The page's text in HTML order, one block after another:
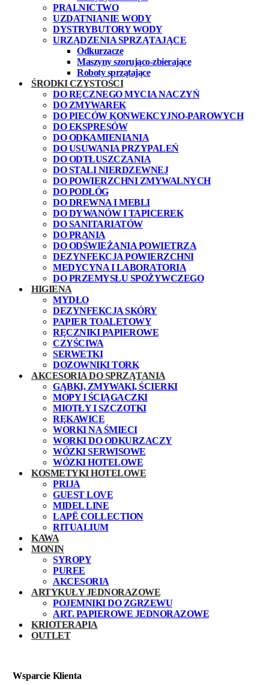
PRALNICTWO
UZDATNIANIE WODY
DYSTRYBUTORY WODY
URZĄDZENIA SPRZĄTAJĄCE
Odkurzacze
Maszyny szorująco-zbierające
Roboty sprzątające
ŚRODKI CZYSTOŚCI
DO RĘCZNEGO MYCIA NACZYŃ
DO ZMYWAREK
DO PIECÓW KONWEKCYJNO-PAROWYCH
DO EKSPRESÓW
DO ODKAMIENIANIA
DO USUWANIA PRZYPALEŃ
DO ODTŁUSZCZANIA
DO STALI NIERDZEWNEJ
DO POWIERZCHNI ZMYWALNYCH
DO PODŁÓG
DO DREWNA I MEBLI
DO DYWANÓW I TAPICEREK
DO SANITARIATÓW
DO PRANIA
DO ODŚWIEŻANIA POWIETRZA
DEZYNFEKCJA POWIERZCHNI
MEDYCYNA I LABORATORIA
DO PRZEMYSŁU SPOŻYWCZEGO
HIGIENA
MYDŁO
DEZYNFEKCJA SKÓRY
PAPIER TOALETOWY
RĘCZNIKI PAPIEROWE
CZYŚCIWA
SERWETKI
DOZOWNIKI TORK
AKCESORIA DO SPRZĄTANIA
GĄBKI, ZMYWAKI, ŚCIERKI
MOPY I ŚCIĄGACZKI
MIOTŁY I SZCZOTKI
RĘKAWICE
WORKI NA ŚMIECI
WORKI DO ODKURZACZY
WÓZKI SERWISOWE
WÓZKI HOTELOWE
KOSMETYKI HOTELOWE
PRIJA
GUEST LOVE
MIDEL LINE
LAPĒ COLLECTION
RITUALIUM
KAWA
MONIN
SYROPY
PUREE
AKCESORIA
ARTYKUŁY JEDNORAZOWE
POJEMNIKI DO ZGRZEWU
ART. PAPIEROWE JEDNORAZOWE
KRIOTERAPIA
OUTLET
Wsparcie Klienta